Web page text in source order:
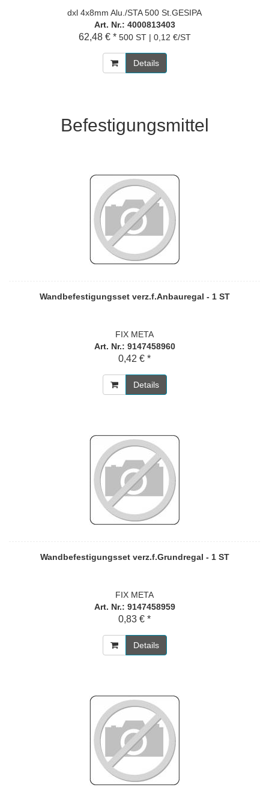
dxl 4x8mm Alu./STA 500 St.GESIPA
Art. Nr.: 4000813403
62,48 € * 500 ST | 0,12 €/ST
Details
Befestigungsmittel
Wandbefestigungsset verz.f.Anbauregal - 1 ST
FIX META
Art. Nr.: 9147458960
0,42 € *
Details
Wandbefestigungsset verz.f.Grundregal - 1 ST
FIX META
Art. Nr.: 9147458959
0,83 € *
Details